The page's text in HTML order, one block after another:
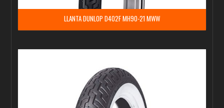
LLANTA DUNLOP D402F MH90-21 MWW